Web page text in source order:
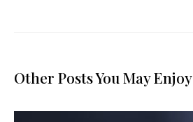
Other Posts You May Enjoy